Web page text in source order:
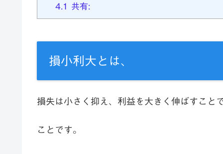
4.1
共有:
損小利大とは、
損失は小さく抑え、利益を大きく伸ばすこと
ことです。